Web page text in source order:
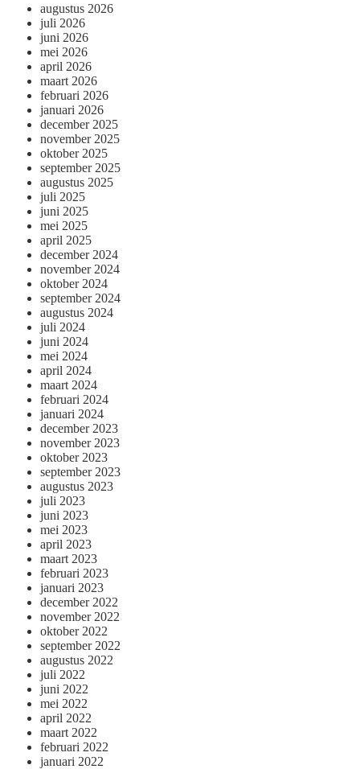
augustus 2026
juli 2026
juni 2026
mei 2026
april 2026
maart 2026
februari 2026
januari 2026
december 2025
november 2025
oktober 2025
september 2025
augustus 2025
juli 2025
juni 2025
mei 2025
april 2025
december 2024
november 2024
oktober 2024
september 2024
augustus 2024
juli 2024
juni 2024
mei 2024
april 2024
maart 2024
februari 2024
januari 2024
december 2023
november 2023
oktober 2023
september 2023
augustus 2023
juli 2023
juni 2023
mei 2023
april 2023
maart 2023
februari 2023
januari 2023
december 2022
november 2022
oktober 2022
september 2022
augustus 2022
juli 2022
juni 2022
mei 2022
april 2022
maart 2022
februari 2022
januari 2022